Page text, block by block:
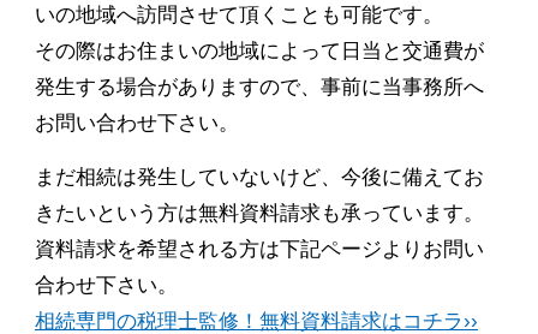
いの地域へ訪問させて頂くことも可能です。
その際はお住まいの地域によって日当と交通費が
発生する場合がありますので、事前に当事務所へ
お問い合わせ下さい。
まだ相続は発生していないけど、今後に備えてお
きたいという方は無料資料請求も承っています。
資料請求を希望される方は下記ページよりお問い
合わせ下さい。
相続専門の税理士監修！無料資料請求はコチラ››